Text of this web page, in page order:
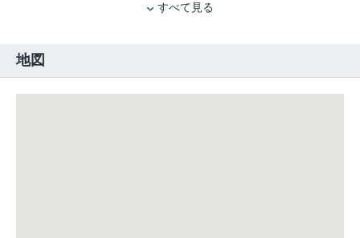
すべて見る
地図